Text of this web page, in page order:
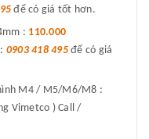
để có giá tốt hơn.
: 110.000
0903 418 495để có giá
M4 / M5/M6/M8 :
Vimetco ) Call /